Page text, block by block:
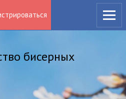
бисерных